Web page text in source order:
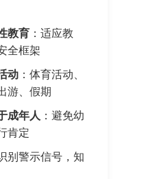
教育 ：适应教
全框架
动 ：体育活动、
游、假期
成年人 ：避免幼
肯定
别警示信号，知